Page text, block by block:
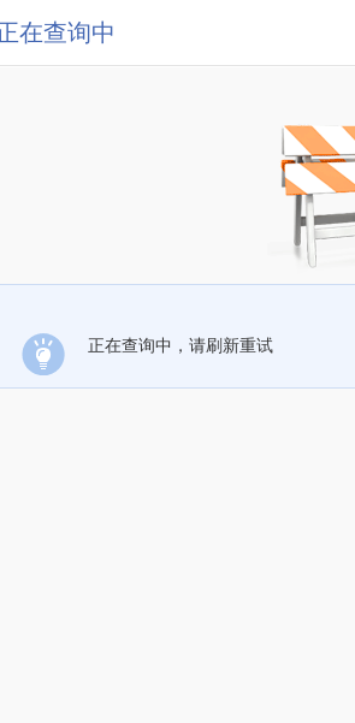
在查询中
正在查询中，请刷新重试